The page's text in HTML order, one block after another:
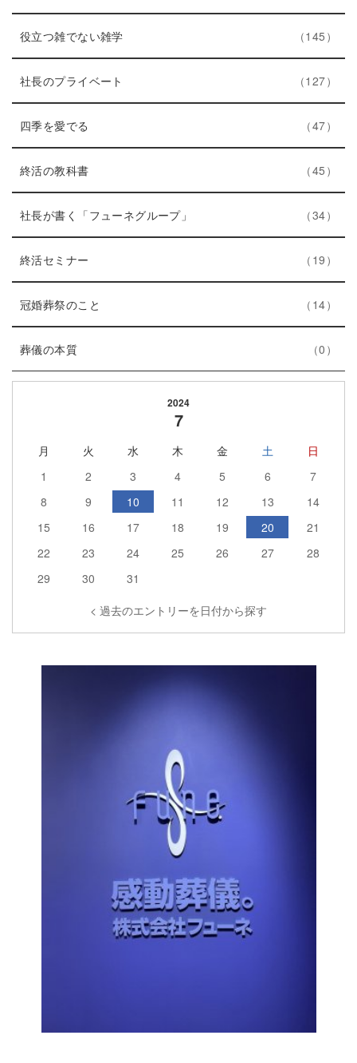
数
リ
ー
数
ン
ト
リ
数
役立つ雑でない雑学エ
ン
リ
数
145
件
社長のプライベート
ン
リ
数
127
四季を愛でる
ン
ト
リ
ー
数
47
終活の教科書エ
ン
ト
リ
数
45
件
社長が書く「フューネグループ」
ン
リ
数
34
終活セミナー
ン
ト
リ
数
19
冠婚葬祭のこと
ン
リ
14
葬儀の本質エ
ン
数
0
件
2024
7
月 火 水 木 金 土
日
1
2 3 4 5 6
7
8
9 10 11 12 13
14
15
16 17 18 19 20
21
22
23 24 25 26 27
28
29
30
31
< 過去のエントリーを日付から探す